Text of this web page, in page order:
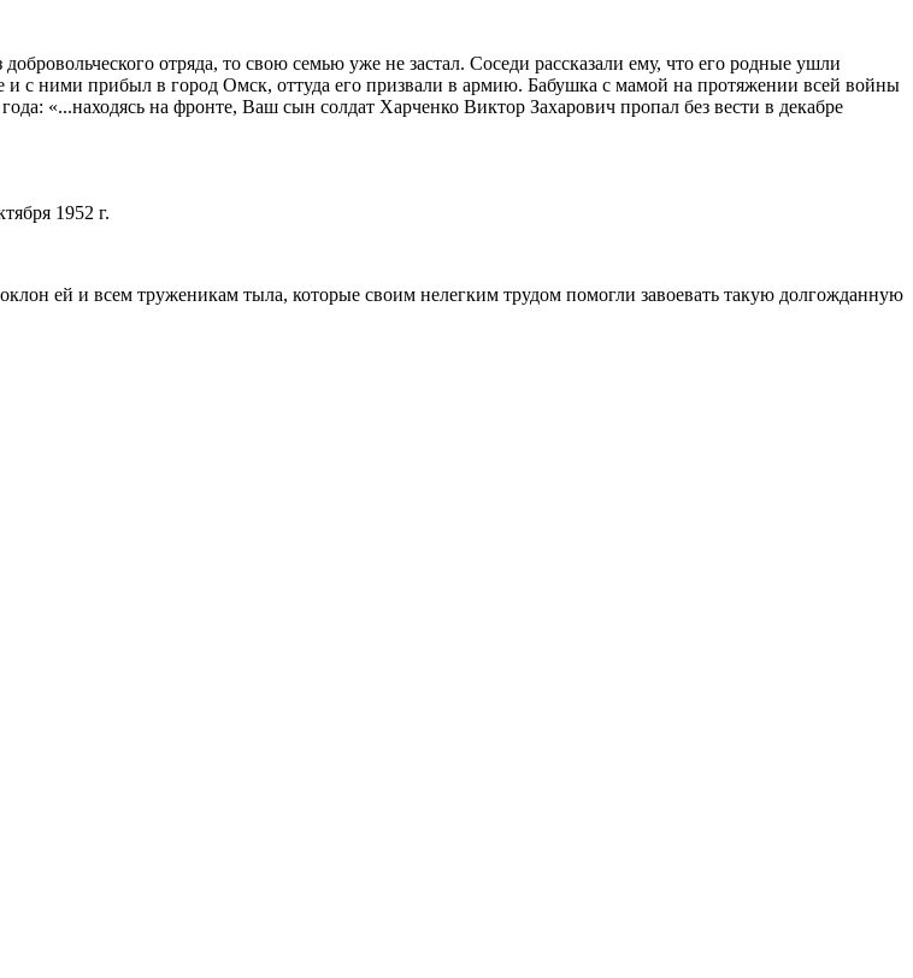
отряда, то свою семью уже не застал. Соседи рассказали ему, что его родные ушли
с ними прибыл в город Омск, оттуда его призвали в армию. Бабушка с мамой на протяжении всей войны
«...находясь на фронте, Ваш сын солдат Харченко Виктор Захарович пропал без вести в декабре
1952 г.
ей и всем труженикам тыла, которые своим нелегким трудом помогли завоевать такую долгожданную